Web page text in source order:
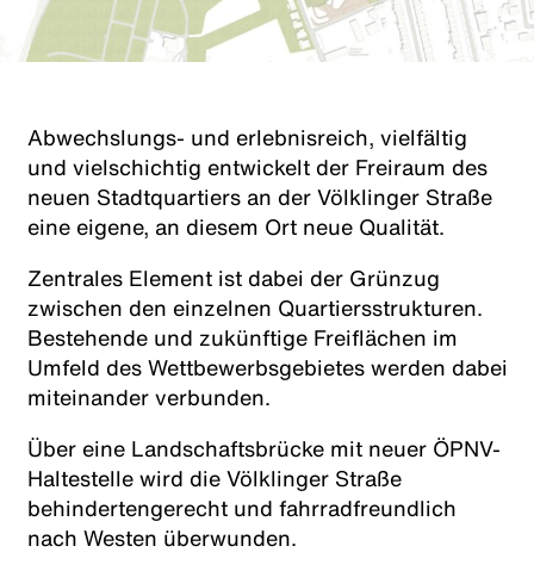
Abwechslungs- und erlebnisreich, vielfältig
und vielschichtig entwickelt der Freiraum des
neuen Stadtquartiers an der Völklinger Straße
eine eigene, an diesem Ort neue Qualität.
Zentrales Element ist dabei der Grünzug
zwischen den einzelnen Quartiersstrukturen.
Bestehende und zukünftige Freiflächen im
Umfeld des Wettbewerbsgebietes werden dabei
miteinander verbunden.
Über eine Landschaftsbrücke mit neuer ÖPNV-
Haltestelle wird die Völklinger Straße
behindertengerecht und fahrradfreundlich
nach Westen überwunden.